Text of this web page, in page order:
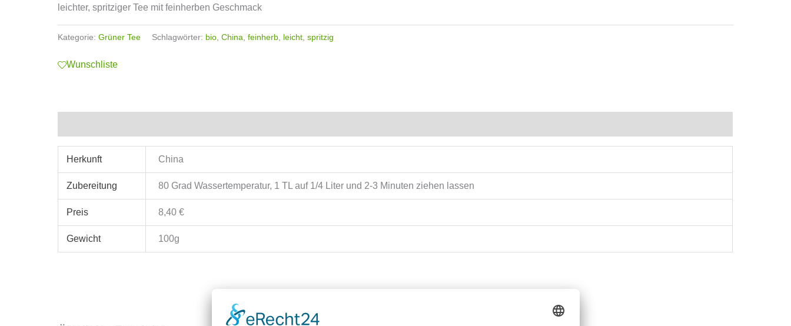
leichter, spritziger Tee mit feinherben Geschmack
Kategorie:Grüner Tee Schlagwörter: bio ,China ,feinherb leicht ,spritzig
Wunschliste
Herkunft China
Zubereitung 80 Grad Wassertemperatur, 1 TL auf 1/4 Liter und 2-3 Minuten ziehen lassen
Preis 8,40 €
Gewicht 100g